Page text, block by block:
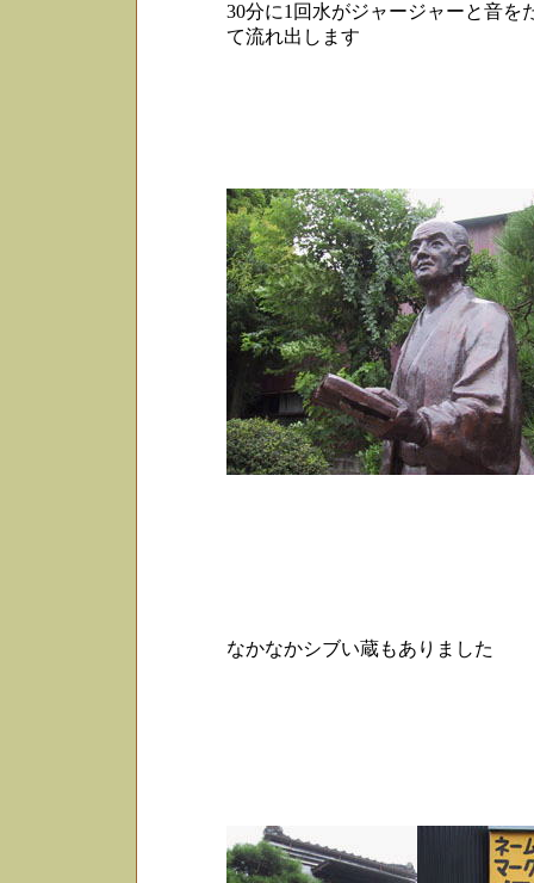
30分に1回水がジャージャーと音を
て流れ出します
なかなかシブい蔵もありました